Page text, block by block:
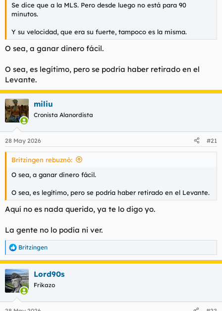
Se dice que a la MLS. Pero desde luego no está para 90
minutos.
Y su velocidad, que era su fuerte, tampoco es la misma.
O sea, a ganar dinero fácil.
O sea, es legítimo, pero se podría haber retirado en el
Levante.
miliu
Cronista Alanordista
28 May 2026 #21
Britzingen rebuznó:
O sea, a ganar dinero fácil.
O sea, es legítimo, pero se podría haber retirado en el Levante.
Aquí no es nada querido, ya te lo digo yo.
La gente no lo podía ni ver.
R
e
a
c
c
i
Britzingen
Lord90s
Frikazo